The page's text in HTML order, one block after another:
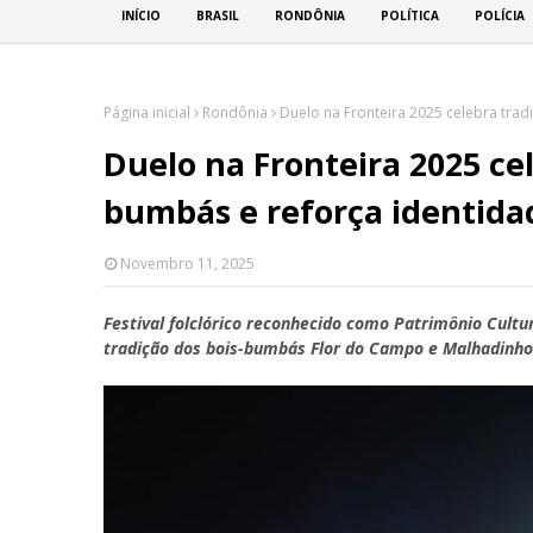
INÍCIO BRASIL RONDÔNIA POLÍTICA POLÍCIA
Página inicial Rondônia Duelo na Fronteira 2025 celebra
Duelo na Fronteira 2025
bumbás e reforça
Novembro 11, 2025
Festival folclórico reconhecido como Patrimônio
tradição dos bois-bumbás Flor do Campo e Malhadinho